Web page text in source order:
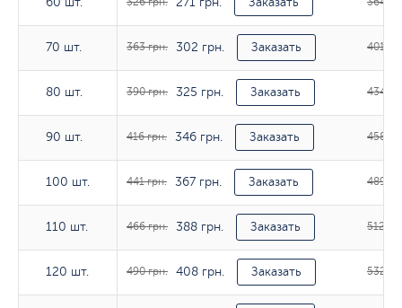
70 шт.
80 шт.
90 шт.
100 шт.
110 шт.
120 шт.
70 шт. 363 грн. 302 грн. Заказать 401
80 шт. 390 грн. 325 грн. Заказать 434
90 шт. 416 грн. 346 грн. Заказать 458
100 шт. 441 грн. 367 грн. Заказать 489
110 шт. 466 грн. 388 грн. Заказать 512
120 шт. 490 грн. 408 грн. Заказать 532